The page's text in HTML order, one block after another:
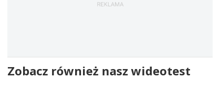
Zobacz również nasz wideotest